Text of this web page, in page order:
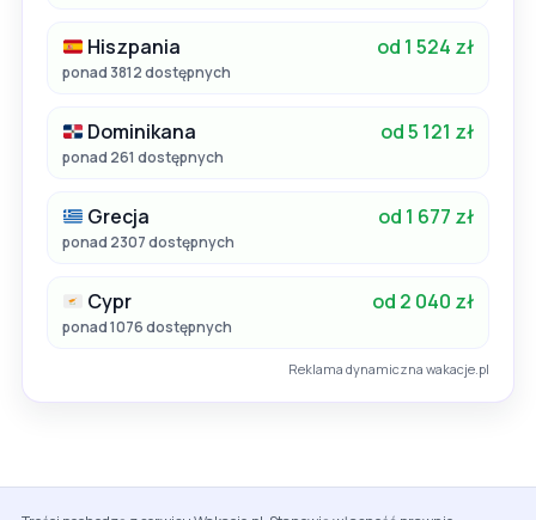
Hiszpania od 1 524 zł
ponad 3812 dostępnych
Dominikana od 5 121 zł
ponad 261 dostępnych
Grecja od 1 677 zł
ponad 2307 dostępnych
Cypr od 2 040 zł
ponad 1076 dostępnych
Reklama dynamiczna wakacje.pl